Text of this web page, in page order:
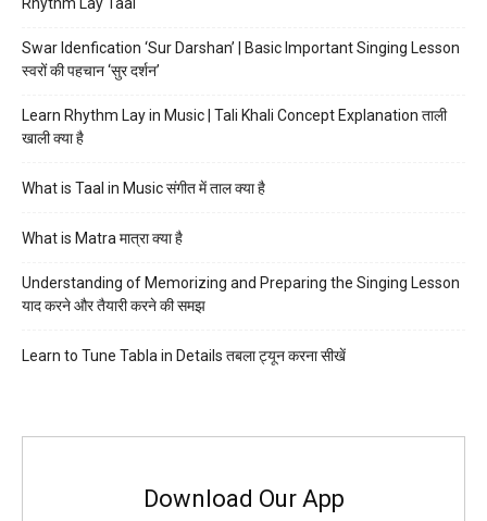
Swar Idenfication ‘Sur Darshan’ | Basic Important Singing Lesson
स्वरों की पहचान ‘सुर दर्शन’
Learn Rhythm Lay in Music | Tali Khali Concept Explanation ताली
खाली क्या है
What is Taal in Music संगीत में ताल क्या है
What is Matra मात्रा क्या है
Understanding of Memorizing and Preparing the Singing Lesson
याद करने और तैयारी करने की समझ
Learn to Tune Tabla in Details तबला ट्यून करना सीखें
Download Our App